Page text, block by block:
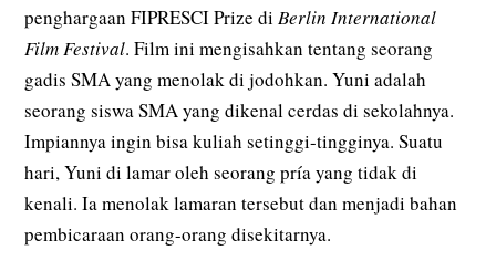
penghargaan FIPRESCI Prize diBerlin International
Film Festival. Film ini mengisahkan tentang seorang
gadis SMA yang menolak di jodohkan. Yuni adalah
seorang siswa SMA yang dikenal cerdas di sekolahnya.
Impiannya ingin bisa kuliah setinggi-tingginya. Suatu
hari, Yuni di lamar oleh seorang pría yang tidak di
kenali. Ia menolak lamaran tersebut dan menjadi bahan
pembicaraan orang-orang disekitarnya.